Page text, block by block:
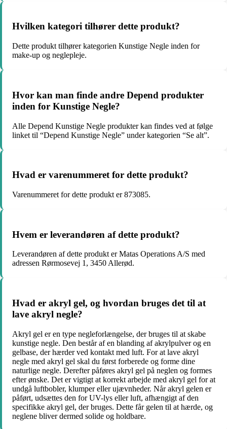
Hvilken kategori tilhører dette produkt?
Dette produkt tilhører kategorien Kunstige Negle inden for
make-up og neglepleje.
Hvor kan man finde andre Depend produkter
inden for Kunstige Negle?
Alle Depend Kunstige Negle produkter kan findes ved at følge
linket til “Depend Kunstige Negle” under kategorien “Se alt”.
Hvad er varenummeret for dette produkt?
Varenummeret for dette produkt er 873085.
Hvem er leverandøren af dette produkt?
Leverandøren af dette produkt er Matas Operations A/S med
adressen Rørmosevej 1, 3450 Allerød.
Hvad er akryl gel, og hvordan bruges det til at
lave akryl negle?
Akryl gel er en type negleforlængelse, der bruges til at skabe
kunstige negle. Den består af en blanding af akrylpulver og en
gelbase, der hærder ved kontakt med luft. For at lave akryl
negle med akryl gel skal du først forberede og forme dine
naturlige negle. Derefter påføres akryl gel på neglen og formes
efter ønske. Det er vigtigt at korrekt arbejde med akryl gel for at
undgå luftbobler, klumper eller ujævnheder. Når akryl gelen er
påført, udsættes den for UV-lys eller luft, afhængigt af den
specifikke akryl gel, der bruges. Dette får gelen til at hærde, og
neglene bliver dermed solide og holdbare.